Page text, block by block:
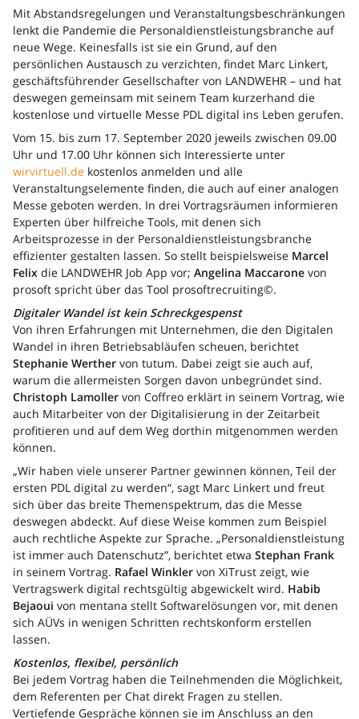
Mit Abstandsregelungen und Veranstaltungsbeschränkungen
lenkt die Pandemie die Personaldienstleistungsbranche auf
neue Wege. Keinesfalls ist sie ein Grund, auf den
persönlichen Austausch zu verzichten, findet Marc Linkert,
geschäftsführender Gesellschafter von LANDWEHR – und hat
deswegen gemeinsam mit seinem Team kurzerhand die
kostenlose und virtuelle Messe PDL digital ins Leben gerufen.
Vom 15. bis zum 17. September 2020 jeweils zwischen 09.00
Uhr und 17.00 Uhr können sich Interessierte unter
wirvirtuell.de kostenlos anmelden und alle
Veranstaltungselemente finden, die auch auf einer analogen
Messe geboten werden. In drei Vortragsräumen informieren
Experten über hilfreiche Tools, mit denen sich
Arbeitsprozesse in der Personaldienstleistungsbranche
effizienter gestalten lassen. So stellt beispielsweise Marcel
Felix die LANDWEHR Job App vor; Angelina Maccarone von
prosoft spricht über das Tool prosoftrecruiting©.
Digitaler Wandel ist kein Schreckgespenst
Von ihren Erfahrungen mit Unternehmen, die den Digitalen
Wandel in ihren Betriebsabläufen scheuen, berichtet
Stephanie Werther von tutum. Dabei zeigt sie auch auf,
warum die allermeisten Sorgen davon unbegründet sind.
Christoph Lamoller von Coffreo erklärt in seinem Vortrag, wie
auch Mitarbeiter von der Digitalisierung in der Zeitarbeit
profitieren und auf dem Weg dorthin mitgenommen werden
können.
„Wir haben viele unserer Partner gewinnen können, Teil der
ersten PDL digital zu werden“, sagt Marc Linkert und freut
sich über das breite Themenspektrum, das die Messe
deswegen abdeckt. Auf diese Weise kommen zum Beispiel
auch rechtliche Aspekte zur Sprache. „Personaldienstleistung
ist immer auch Datenschutz”, berichtet etwa Stephan Frank
in seinem Vortrag. Rafael Winkler von XiTrust zeigt, wie
Vertragswerk digital rechtsgültig abgewickelt wird. Habib
Bejaoui von mentana stellt Softwarelösungen vor, mit denen
sich AÜVs in wenigen Schritten rechtskonform erstellen
lassen.
Kostenlos, flexibel, persönlich
Bei jedem Vortrag haben die Teilnehmenden die Möglichkeit,
dem Referenten per Chat direkt Fragen zu stellen.
Vertiefende Gespräche können sie im Anschluss an den